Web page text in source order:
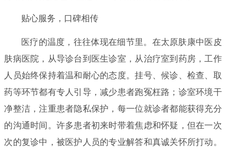
贴心服务，口碑相传
医疗的温度，往往体现在细节里。在太原肤康中医皮
肤病医院，从导诊台到医生诊室，从治疗室到药房，工作
人员始终保持着温和耐心的态度。挂号、候诊、检查、取
药等环节都有专人引导，减少患者跑冤枉路；诊室环境干
净整洁，注重患者隐私保护，每一位就诊者都能获得充分
的沟通时间。许多患者初来时带着焦虑和怀疑，但在一次
次的复诊中，被医护人员的专业解答和真诚关怀所打动。